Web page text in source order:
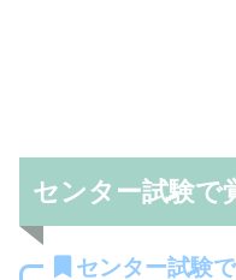
センター試験で
センター試験